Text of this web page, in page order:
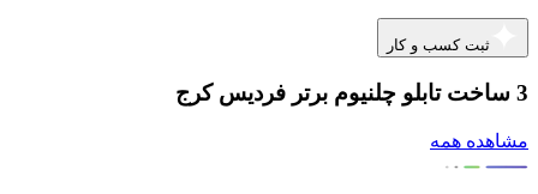
ثبت کسب و کار
3 ساخت تابلو چلنیوم برتر فردیس کرج
مشاهده همه